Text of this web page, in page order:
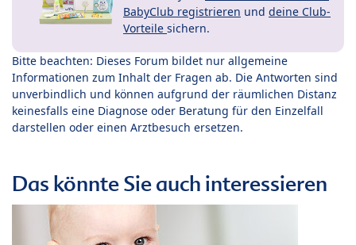
BabyClub registrieren und deine Club-
Vorteile sichern.
Bitte beachten: Dieses Forum bildet nur allgemeine
Informationen zum Inhalt der Fragen ab. Die Antworten sind
unverbindlich und können aufgrund der räumlichen Distanz
keinesfalls eine Diagnose oder Beratung für den Einzelfall
darstellen oder einen Arztbesuch ersetzen.
Das könnte Sie auch interessieren